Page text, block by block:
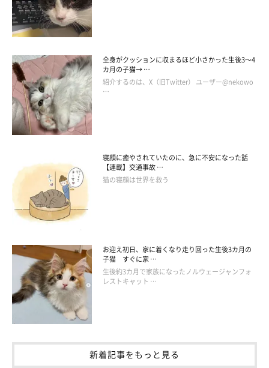
実家に着くとすぐに、見守りカメラで猫たちの様子をのぞいて
みる。大抵ししまるは箱にいて、まるこは見えない。ごはん以外
ではほとんど動きがないししまるだが、そんないつもの様子に安
心するのだ。
全身がクッションに収まるほど小さかった生後3～4
カ月の子猫→ …
紹介するのは、X（旧Twitter） ユーザー@nekowo
…
寝顔に癒やされていたのに、急に不安になった話
【連載】交通事故 …
猫の寝顔は世界を救う
お迎え初日、家に着くなり走り回った生後3カ月の
子猫 すぐに家 …
生後約3カ月で家族になったノルウェージャンフォ
レストキャット …
新着記事をもっと見る